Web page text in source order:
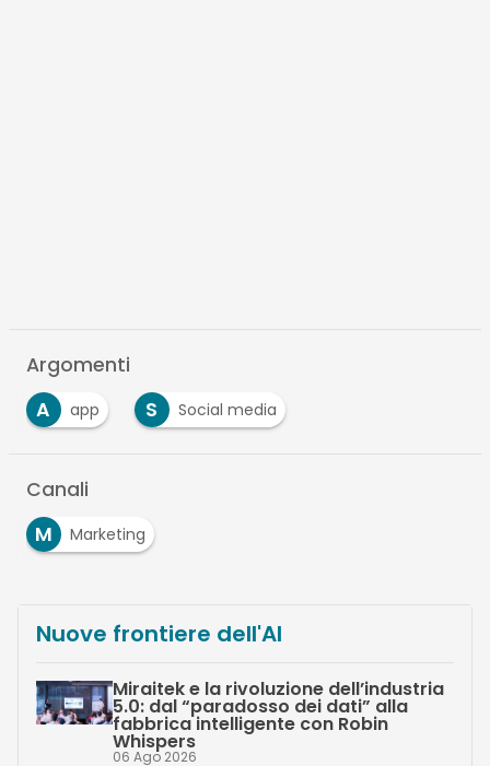
Argomenti
A
app S Social media
Canali
M
Marketing
Nuove frontiere dell'AI
Miraitek e la rivoluzione dell’industria
5.0: dal “paradosso dei dati” alla
fabbrica intelligente con Robin
Whispers
06 Ago 2026